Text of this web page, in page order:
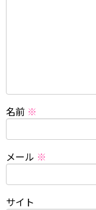
名前 ※
メール ※
サイト